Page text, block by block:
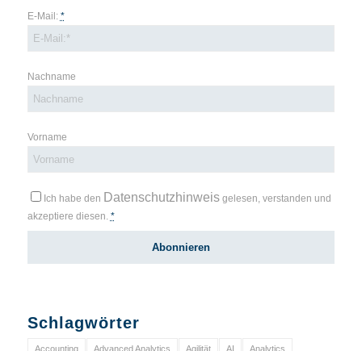
E-Mail: *
Nachname
Vorname
Ich habe den Datenschutzhinweisgelesen, verstanden und
akzeptiere diesen. *
Schlagwörter
Accounting Advanced Analytics Agilität AI Analytics